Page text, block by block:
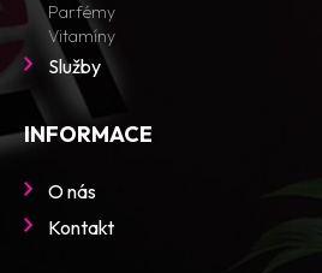
Parfémy
Vitamíny
Služby
INFORMACE
O nás
Kontakt